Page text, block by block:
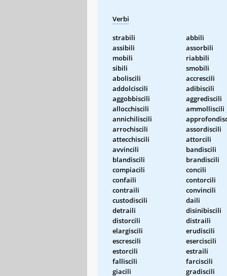
Verbi
strabili abbili
assibili
assorbili
mobili
riabbili
sibili
smobili
aboliscili
accrescili
addolciscili
adibiscili
aggobbiscili
aggrediscili
allocchiscili
ammolliscili
annichiliscili
arrochiscili
assordiscili
attecchiscili
attorcili
avvincili
bandiscili
blandiscili
brandiscili
compiacili
concili
confaili
contorcili
contraili
convincili
custodiscili
daili
detraili
disinibiscili
distorcili
distraili
elargiscili
erudiscili
escrescili
eserciscili
estorcili
estraili
falliscili
farciscili
giacili
gradiscili